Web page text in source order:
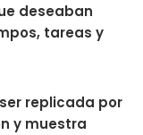
deseaban
tareas y
replicada por
y muestra